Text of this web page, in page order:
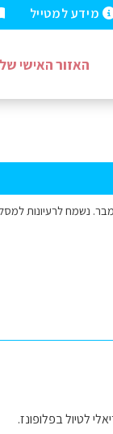
מידע למטייל
האזור האישי
בסוף דצמבר. נשמח